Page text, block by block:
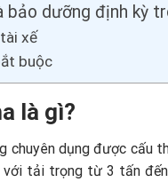
bảo dưỡng định kỳ
xế
buộc
là gì?
chuyên dụng được
với tải trọng từ 3 tấn